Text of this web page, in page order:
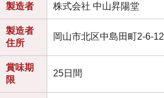
製造者 株式会社 中山昇陽堂
製造者
住所
岡山市北区中島田町2-6-12
賞味期
限
25日間